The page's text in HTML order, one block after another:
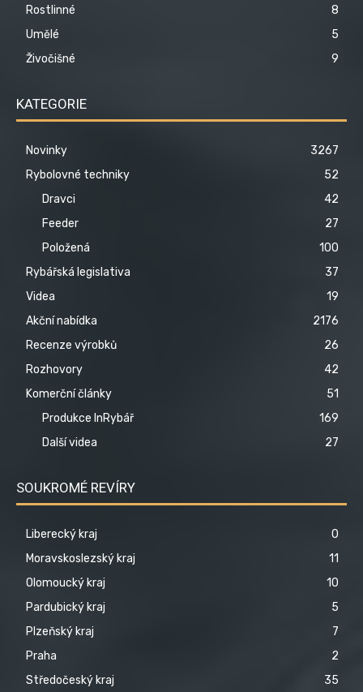
Rostlinné
8
Umělé
5
Živočišné
9
KATEGORIE
Novinky
3267
Rybolovné techniky
52
Dravci
42
Feeder
27
Položená
100
Rybářská legislativa
37
Videa
19
Akční nabídka
2176
Recenze výrobků
26
Rozhovory
42
Komerční články
51
Produkce InRybář
169
Další videa
27
SOUKROMÉ REVÍRY
Liberecký kraj
0
Moravskoslezský kraj
11
Olomoucký kraj
10
Pardubický kraj
5
Plzeňský kraj
7
Praha
2
Středočeský kraj
35